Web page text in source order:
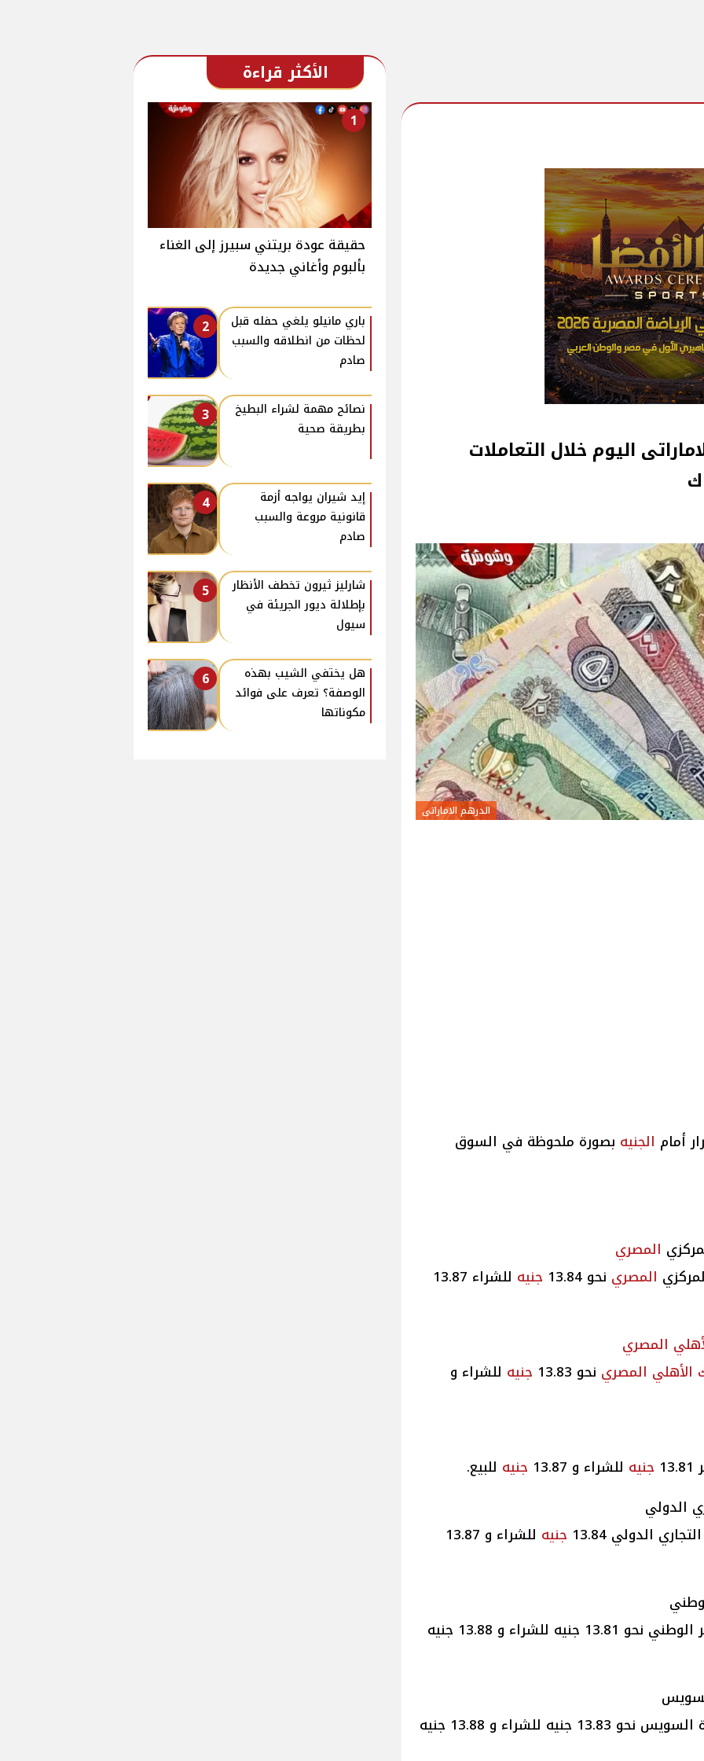
اليوم خلال التعاملات
الدرهم الاماراتى
أمام الجنيه بصورة ملحوظة في السوق
المصري
المصري نحو 13.84 جنيه للشراء 13.87
المصري
الأهلي المصري نحو 13.83 جنيه للشراء و
جنيه للشراء و 13.87 جنيه للبيع.
الدولي
الدولي 13.84
جنيه للشراء و 13.87
بلغ سعر الدرهم الإماراتي ببنك قطر الوطني نحو 13.81 جنيه للشراء و 13.88 جنيه
بلغ سعر الدرهم الإماراتي ببنك قناة السويس نحو 13.83 جنيه للشراء و 13.88 جنيه
الأكثر قراءة
1
حقيقة عودة بريتني سبيرز إلى الغناء
بألبوم وأغاني جديدة
2
باري مانيلو يلغي حفله قبل
لحظات من انطلاقه والسبب
صادم
3
نصائح مهمة لشراء البطيخ
بطريقة صحية
4
إيد شيران يواجه أزمة
قانونية مروعة والسبب
صادم
5
شارليز ثيرون تخطف الأنظار
بإطلالة ديور الجريئة في
سيول
6
هل يختفي الشيب بهذه
الوصفة؟ تعرف على فوائد
مكوناتها